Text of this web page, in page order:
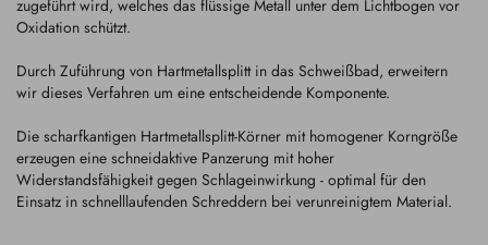
zugeführt wird, welches das flüssige Metall unter dem Lichtbogen vor
Oxidation schützt.
Durch Zuführung von Hartmetallsplitt in das Schweißbad, erweitern
wir dieses Verfahren um eine entscheidende Komponente.
Die scharfkantigen Hartmetallsplitt-Körner mit homogener Korngröße
erzeugen eine schneidaktive Panzerung mit hoher
Widerstandsfähigkeit gegen Schlageinwirkung - optimal für den
Einsatz in schnelllaufenden Schreddern bei verunreinigtem Material.